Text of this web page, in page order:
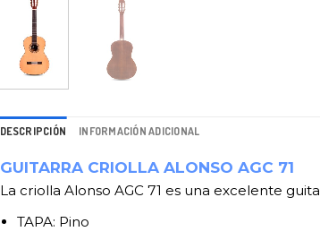
DESCRIPCIÓN INFORMACIÓN ADICIONAL
GUITARRA CRIOLLA ALONSO AGC 71
La criolla Alonso AGC 71 es una excelente
TAPA: Pino